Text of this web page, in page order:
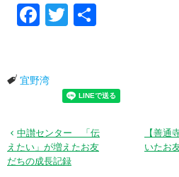
FacebookTwitter
宜野湾
中讃センター 「伝
えたい」が増えたお友
だちの成長記録
【善通
いたお